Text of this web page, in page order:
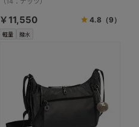
軽量 撥水
￥11,550 4.8 （9）